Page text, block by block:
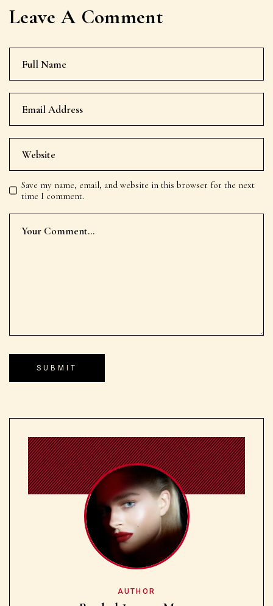
Leave A Comment
Save my name, email, and website in this browser for the next
time I comment.
AUTHOR